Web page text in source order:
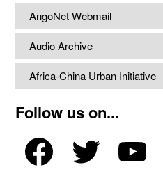
AngoNet Webmail
Audio Archive
Africa-China Urban Initiative
Follow us on...